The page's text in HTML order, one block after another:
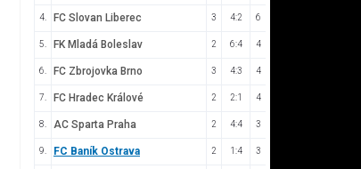
4. FC Slovan Liberec 3 4:2 6
5. FK Mladá Boleslav 2 6:4 4
6. FC Zbrojovka Brno 3 4:3 4
7. FC Hradec Králové 2 2:1 4
8. AC Sparta Praha 2 4:4 3
9. FC Baník Ostrava 2 1:4 3